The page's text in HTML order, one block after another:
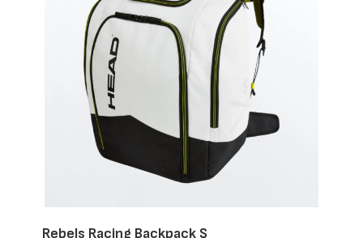
Rebels Racing Backpack S